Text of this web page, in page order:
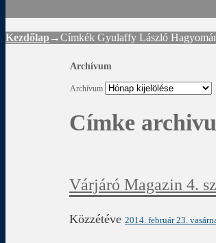
Kezdőlap →Címkék Gyulaffy László
Archívum
Archívum
Címke
Várjáró Magazin 4.
Közzétéve 2014. február 23.